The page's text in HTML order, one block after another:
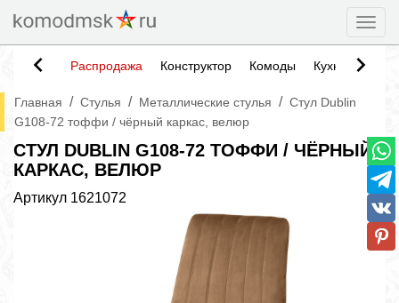
Распродажа Конструктор Комоды Кухни
Главная / Стулья / Металлические стулья / Стул Dublin
G108-72 тоффи / чёрный каркас, велюр
СТУЛ DUBLIN G108-72 ТОФФИ / ЧЁРНЫЙ
КАРКАС, ВЕЛЮР
Артикул 1621072